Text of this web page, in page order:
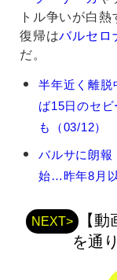
トル争いが白熱
復帰はバルセロ
だ。
ガ
記
半年近く離
ば15日のセ
も（03/12）
バルサに朗
始…昨年8月
NEXT>
【
を通